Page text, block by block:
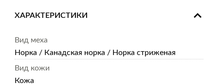
ХАРАКТЕРИСТИКИ
Вид меха
Норка / Канадская норка / Норка стриженая
Вид кожи
Кожа